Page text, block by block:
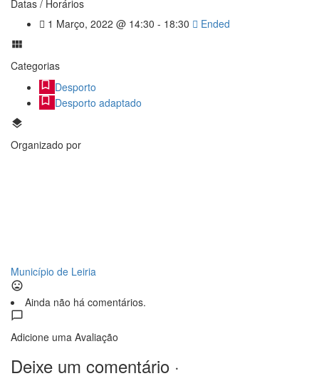
Datas / Horários
1 Março, 2022 @ 14:30 - 18:30
Ended
Categorias
Desporto
Desporto adaptado
Organizado por
Município de Leiria
Ainda não há comentários.
Adicione uma Avaliação
Deixe um comentário ·